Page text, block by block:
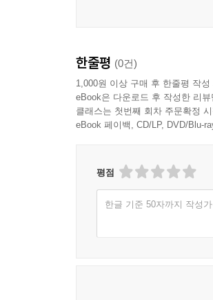
한줄평 (0건)
1,000원 이상 구매 후 한줄평 작성
eBook은 다운로드 후 작성한 리
클래스는 첫번째 회차 주문확정
eBook 페이백, CD/LP, DVD/Blu-
평점
한글 기준 50자까지 작성